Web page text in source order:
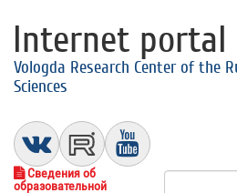
Internet portal
Vologda Research Center of the
Sciences
Сведения об
образовательной